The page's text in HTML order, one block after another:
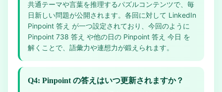
共通テーマや言葉を推理するパズルコンテンツで、毎
日新しい問題が公開されます。各回に対して LinkedIn
Pinpoint 答え が一つ設定されており、今回のように
Pinpoint 738 答え や他の日の Pinpoint 答え 今日 を
解くことで、語彙力や連想力が鍛えられます。
Q4: Pinpoint の答えはいつ更新されますか？